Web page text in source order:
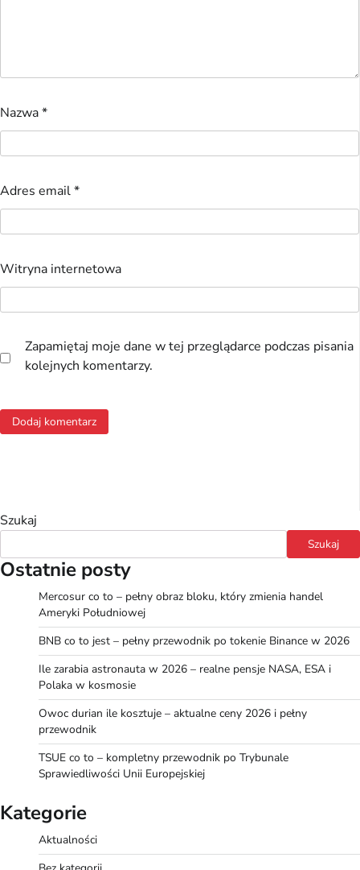
Nazwa*
Adres email*
Witryna internetowa
Zapamiętaj moje dane w tej przeglądarce podczas pisania
kolejnych komentarzy.
Szukaj
Szukaj
Ostatnie posty
Mercosur co to – pełny obraz bloku, który zmienia handel
Ameryki Południowej
BNB co to jest – pełny przewodnik po tokenie Binance w 2026
Ile zarabia astronauta w 2026 – realne pensje NASA, ESA i
Polaka w kosmosie
Owoc durian ile kosztuje – aktualne ceny 2026 i pełny
przewodnik
TSUE co to – kompletny przewodnik po Trybunale
Sprawiedliwości Unii Europejskiej
Kategorie
Aktualności